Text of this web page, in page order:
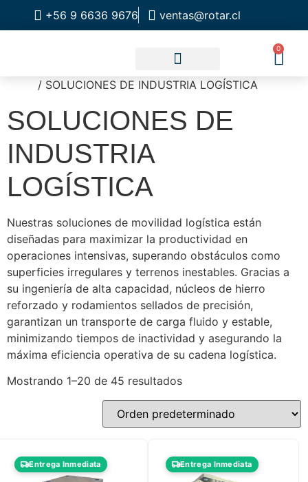
+56 9 6636 9676 ventas@rotar.cl
0
/ SOLUCIONES DE INDUSTRIA LOGÍSTICA
SOLUCIONES DE
INDUSTRIA
LOGÍSTICA
Nuestras soluciones de movilidad logística están
diseñadas para maximizar la productividad en
operaciones intensivas, superando obstáculos como
superficies irregulares y terrenos inestables. Gracias a
su ingeniería de alta capacidad, núcleos de hierro
reforzado y rodamientos sellados de precisión,
garantizan un transporte de carga fluido y estable,
minimizando tiempos de inactividad y asegurando la
máxima eficiencia operativa de su cadena logística.
Mostrando 1–20 de 45 resultados
Entrega Inmediata Entrega Inmediata